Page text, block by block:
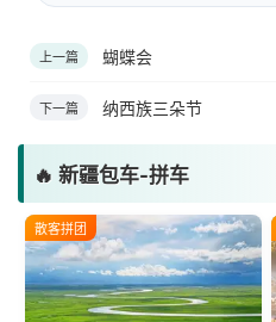
上一篇 蝴蝶会
下一篇 纳西族三朵节
🔥 新疆包车-拼车
散客拼团